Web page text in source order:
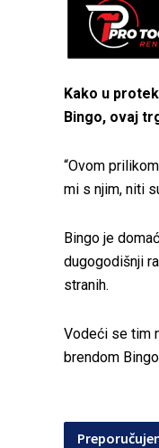
Kako u
Bingo, ovaj
“Ovom
mi s njim, niti
Bingo je
dugogodišnji
stranih.
Vodeći se tim
brendom